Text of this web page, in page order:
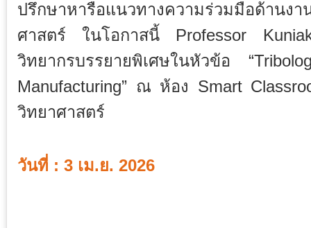
ปรึกษาหารือแนวทางความร่วมมือด้านงา
ศาสตร์ ในโอกาสนี้ Professor
วิทยากรบรรยายพิเศษในหัวข้อ
Manufacturing” ณ ห้อง Smart
วิทยาศาสตร์
วันที่ : 3 เม.ย. 2026